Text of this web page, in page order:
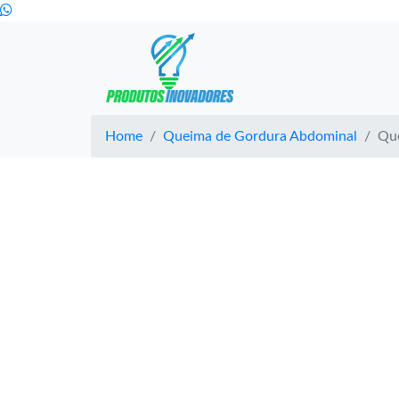
Home Queima de Gordura Abdominal